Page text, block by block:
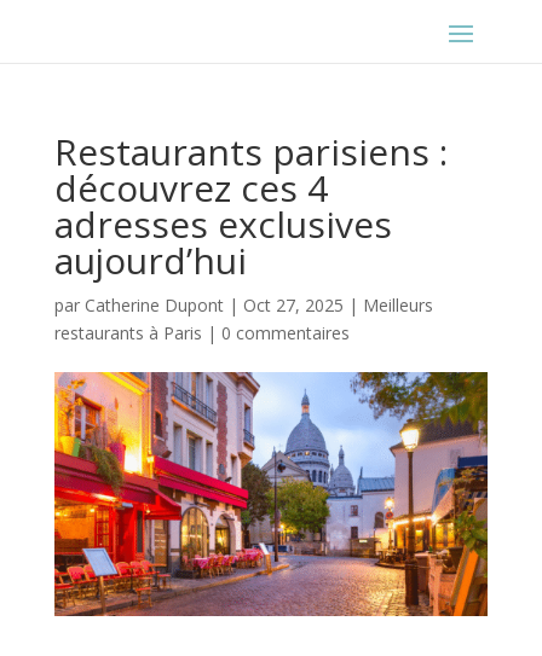
Restaurants parisiens :
découvrez ces 4
adresses exclusives
aujourd’hui
par Catherine Dupont| Oct 27, 2025 | Meilleurs
restaurants à Paris | 0 commentaires